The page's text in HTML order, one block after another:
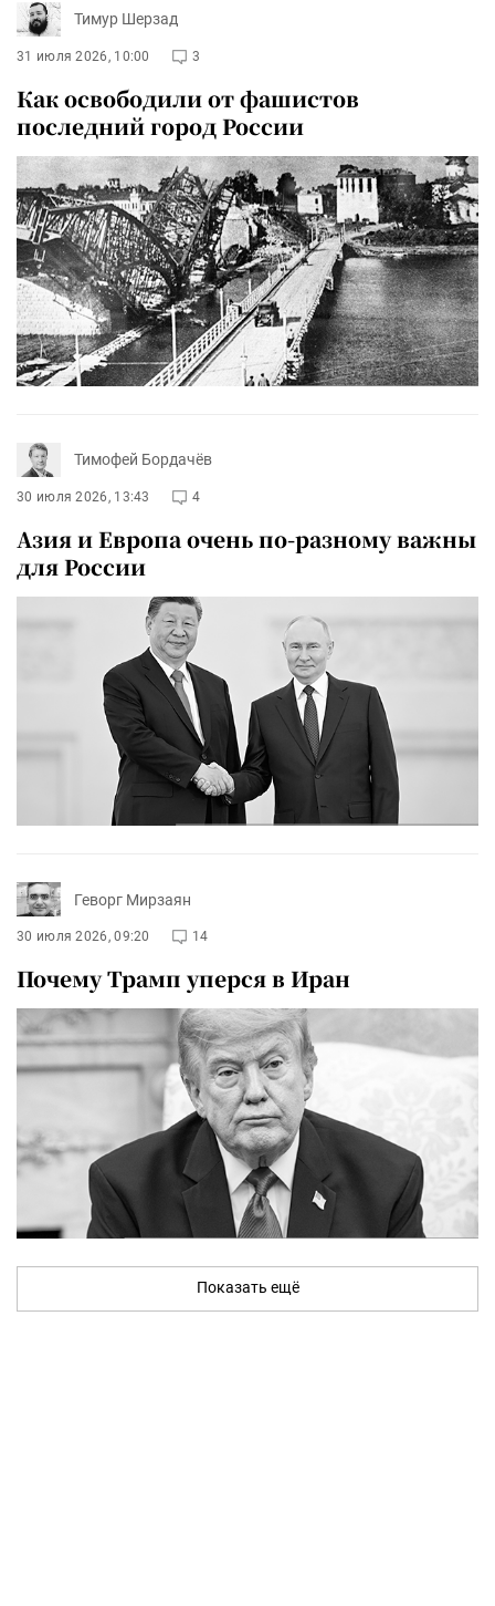
Тимур Шерзад
31 июля 2026, 10:00 3
Как освободили от фашистов
последний город России
Тимофей Бордачёв
30 июля 2026, 13:43 4
Азия и Европа очень по-разному важны
для России
Геворг Мирзаян
30 июля 2026, 09:20 14
Почему Трамп уперся в Иран
Показать ещё